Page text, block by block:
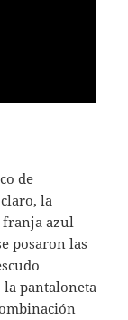
de
la
franja azul
posaron las
la pantaloneta